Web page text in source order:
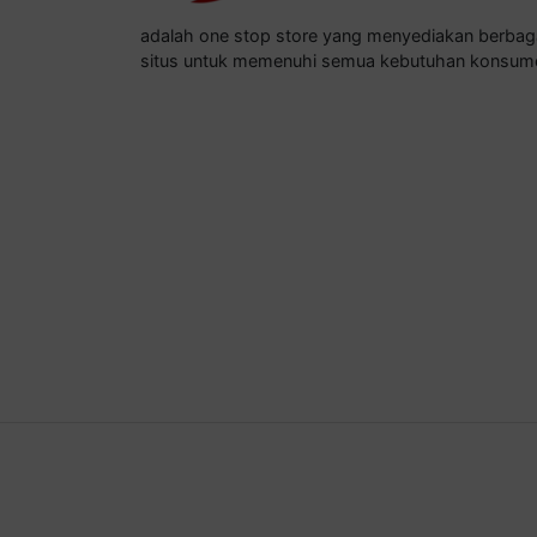
adalah one stop store yang menyediakan
situs untuk memenuhi semua kebutuhan